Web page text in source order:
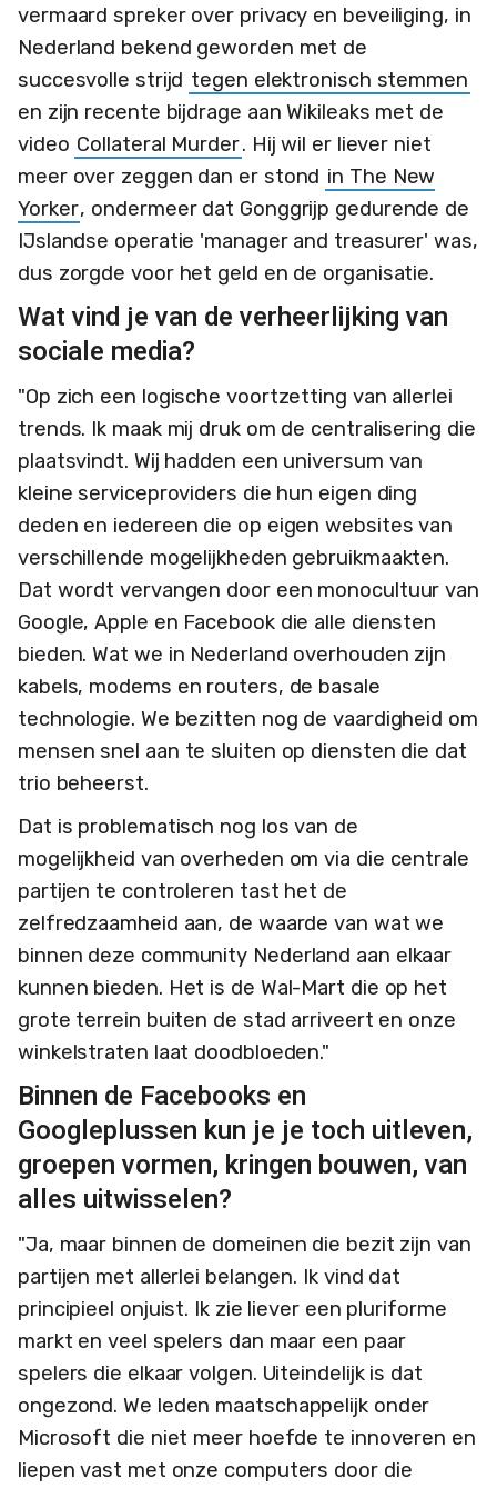
vermaard spreker over privacy en beveiliging, in
Nederland bekend geworden met de
succesvolle strijd tegen elektronisch stemmen
en zijn recente bijdrage aan Wikileaks met de
video Collateral Murder. Hij wil er liever niet
meer over zeggen dan er stond in The New
Yorker, ondermeer dat Gonggrijp gedurende de
IJslandse operatie 'manager and treasurer' was,
dus zorgde voor het geld en de organisatie.
Wat vind je van de verheerlijking van
sociale media?
"Op zich een logische voortzetting van allerlei
trends. Ik maak mij druk om de centralisering die
plaatsvindt. Wij hadden een universum van
kleine serviceproviders die hun eigen ding
deden en iedereen die op eigen websites van
verschillende mogelijkheden gebruikmaakten.
Dat wordt vervangen door een monocultuur van
Google, Apple en Facebook die alle diensten
bieden. Wat we in Nederland overhouden zijn
kabels, modems en routers, de basale
technologie. We bezitten nog de vaardigheid om
mensen snel aan te sluiten op diensten die dat
trio beheerst.
Dat is problematisch nog los van de
mogelijkheid van overheden om via die centrale
partijen te controleren tast het de
zelfredzaamheid aan, de waarde van wat we
binnen deze community Nederland aan elkaar
kunnen bieden. Het is de Wal-Mart die op het
grote terrein buiten de stad arriveert en onze
winkelstraten laat doodbloeden."
Binnen de Facebooks en
Googleplussen kun je je toch uitleven,
groepen vormen, kringen bouwen, van
alles uitwisselen?
"Ja, maar binnen de domeinen die bezit zijn van
partijen met allerlei belangen. Ik vind dat
principieel onjuist. Ik zie liever een pluriforme
markt en veel spelers dan maar een paar
spelers die elkaar volgen. Uiteindelijk is dat
ongezond. We leden maatschappelijk onder
Microsoft die niet meer hoefde te innoveren en
liepen vast met onze computers door die